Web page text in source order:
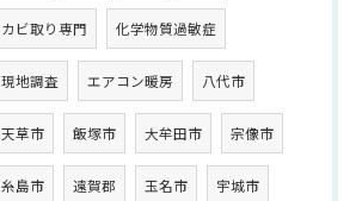
カビ取り専門 化学物質過敏症
現地調査 エアコン暖房 八代市
天草市 飯塚市 大牟田市 宗像市
糸島市 遠賀郡 玉名市 宇城市